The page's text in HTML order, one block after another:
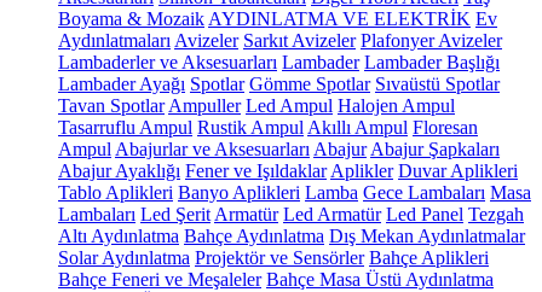
Boyama & Mozaik AYDINLATMA VE ELEKTRİK Ev
Aydınlatmaları Avizeler Sarkıt Avizeler Plafonyer Avizeler
Lambaderler ve Aksesuarları Lambader Lambader Başlığı
Lambader Ayağı Spotlar Gömme Spotlar Sıvaüstü Spotlar
Tavan Spotlar Ampuller Led Ampul Halojen Ampul
Tasarruflu Ampul Rustik Ampul Akıllı Ampul Floresan
Ampul Abajurlar ve Aksesuarları Abajur Abajur Şapkaları
Abajur Ayaklığı Fener ve Işıldaklar Aplikler Duvar Aplikleri
Tablo Aplikleri Banyo Aplikleri Lamba Gece Lambaları Masa
Lambaları Led Şerit Armatür Led Armatür Led Panel Tezgah
Altı Aydınlatma Bahçe Aydınlatma Dış Mekan Aydınlatmalar
Solar Aydınlatma Projektör ve Sensörler Bahçe Aplikleri
Bahçe Feneri ve Meşaleler Bahçe Masa Üstü Aydınlatma